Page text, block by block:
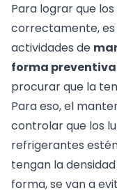
Para lograr que
correctamente, es
actividades de
forma preventiva
procurar que la
Para eso, el
controlar que los
refrigerantes
tengan la
forma, se van a